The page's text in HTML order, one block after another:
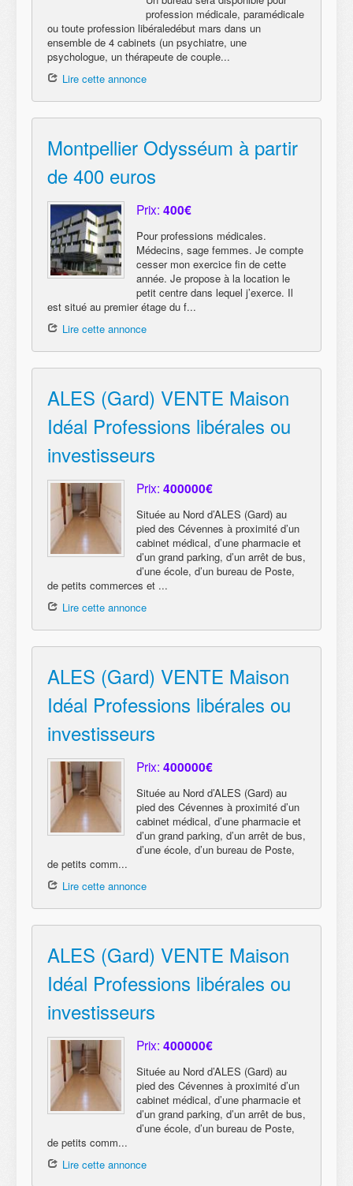
profession médicale, paramédicale
ou toute profession libéraledébut mars dans un
ensemble de 4 cabinets (un psychiatre, une
psychologue, un thérapeute de couple...
Lire cette annonce
Montpellier Odysséum à partir
de 400 euros
Prix: 400€
Pour professions médicales.
Médecins, sage femmes. Je compte
cesser mon exercice fin de cette
année. Je propose à la location le
petit centre dans lequel j’exerce. Il
est situé au premier étage du f...
Lire cette annonce
ALES (Gard) VENTE Maison
Idéal Professions libérales ou
investisseurs
Prix: 400000€
Située au Nord d’ALES (Gard) au
pied des Cévennes à proximité d’un
cabinet médical, d’une pharmacie et
d’un grand parking, d’un arrêt de bus,
d’une école, d’un bureau de Poste,
de petits commerces et ...
Lire cette annonce
ALES (Gard) VENTE Maison
Idéal Professions libérales ou
investisseurs
Prix: 400000€
Située au Nord d’ALES (Gard) au
pied des Cévennes à proximité d’un
cabinet médical, d’une pharmacie et
d’un grand parking, d’un arrêt de bus,
d’une école, d’un bureau de Poste,
de petits comm...
Lire cette annonce
ALES (Gard) VENTE Maison
Idéal Professions libérales ou
investisseurs
Prix: 400000€
Située au Nord d’ALES (Gard) au
pied des Cévennes à proximité d’un
cabinet médical, d’une pharmacie et
d’un grand parking, d’un arrêt de bus,
d’une école, d’un bureau de Poste,
de petits comm...
Lire cette annonce